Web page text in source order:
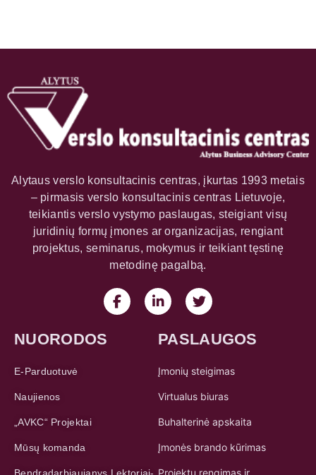
Alytaus verslo konsultacinis centras, įkurtas 1993 metais
– pirmasis verslo konsultacinis centras Lietuvoje,
teikiantis verslo vystymo paslaugas, steigiant visų
juridinių formų įmones ar organizacijas, rengiant
projektus, seminarus, mokymus ir teikiant tęstinę
metodinę pagalbą.
NUORODOS
E-Parduotuvė
Naujienos
„AVKC“ Projektai
Mūsų komanda
PASLAUGOS
Įmonių steigimas
Virtualus biuras
Buhalterinė apskaita
Įmonės brando kūrimas
Projektų rengimas ir